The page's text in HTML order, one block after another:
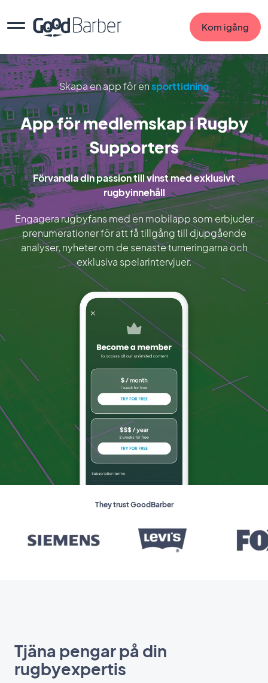
Kom igång
Skapa en app för ensporttidning
App för medlemskap i Rugby
Supporters
Förvandla din passion till vinst med exklusivt
rugbyinnehåll
Engagera rugbyfans med en mobilapp som erbjuder
prenumerationer för att få tillgång till djupgående
analyser, nyheter om de senaste turneringarna och
exklusiva spelarintervjuer.
They trust GoodBarber
Tjäna pengar på din
rugbyexpertis